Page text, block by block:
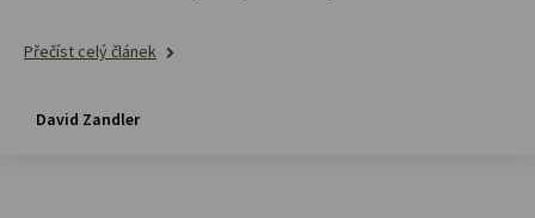
Přečíst celý článek
David Zandler